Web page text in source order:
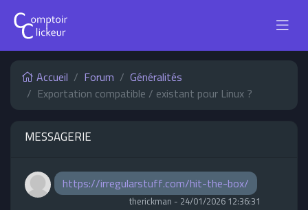
Accueil Forum
Généralités
Exportation compatible / existant pour Linux ?
MESSAGERIE
https://irregularstuff.com/hit-the-box/
therickman - 24/01/2026 12:36:31